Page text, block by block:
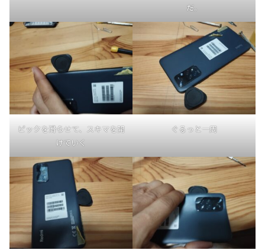
だ。
ピックを滑らせて、スキマを開
けていく
ぐるっと一周